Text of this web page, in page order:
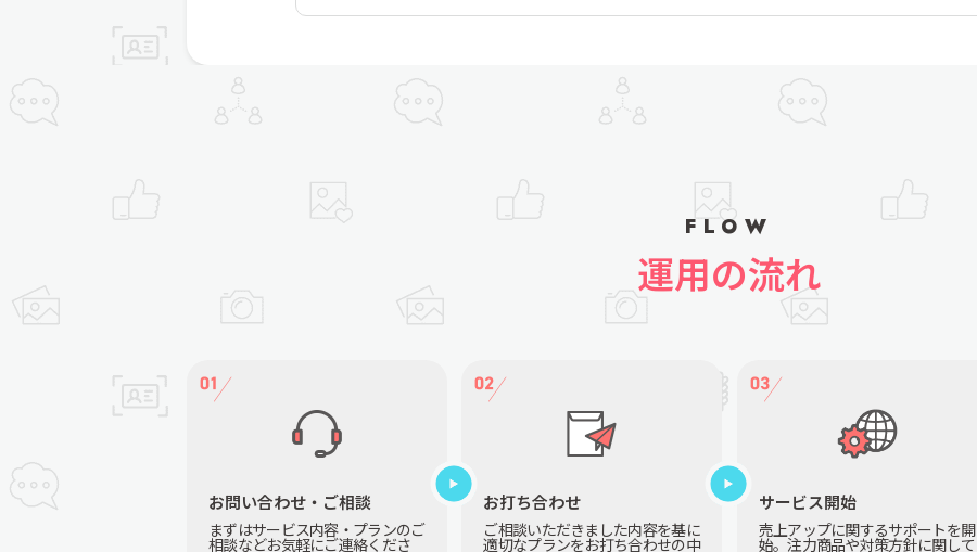
FLOW
運用の流れ
お問い合わせ・ご相談
まずはサービス内容・プランのご
相談などお気軽にご連絡くださ
お打ち合わせ
ご相談いただきました内容を基に
適切なプランをお打ち合わせの中
サービス開始
売上アップに関するサポートを開
始。注力商品や対策方針に関して